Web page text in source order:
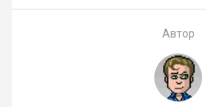
Автор